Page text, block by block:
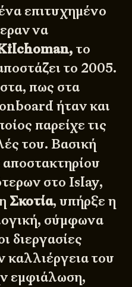
επιτυχημένο
να
το
το 2005.
πως στα
ήταν και
παρείχε τις
του. Βασική
στο Islay,
Σκοτία, υπήρξε η
σύμφωνα
διεργασίες
του
εμφιάλωση,